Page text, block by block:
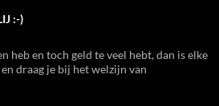
:-)
heb en toch geld te veel hebt, dan is elke
draag je bij het welzijn van